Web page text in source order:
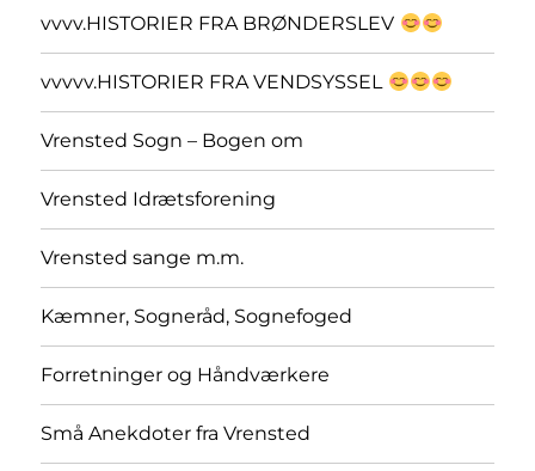
vvvv.HISTORIER FRA BRØNDERSLEV
vvvvv.HISTORIER FRA VENDSYSSEL
Vrensted Sogn – Bogen om
Vrensted Idrætsforening
Vrensted sange m.m.
Kæmner, Sogneråd, Sognefoged
Forretninger og Håndværkere
Små Anekdoter fra Vrensted